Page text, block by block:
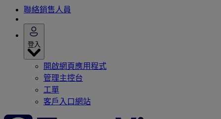
聯絡銷售人員
登入
開啟網頁應用程式
管理主控台
工單
客戶入口網站